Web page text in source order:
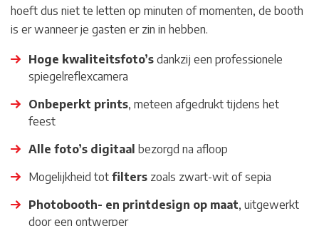
hoeft dus niet te letten op minuten of momenten, de booth
is er wanneer je gasten er zin in hebben.
Hoge kwaliteitsfoto’s dankzij een professionele
spiegelreflexcamera
Onbeperkt prints, meteen afgedrukt tijdens het
feest
Alle foto’s digitaal bezorgd na afloop
Mogelijkheid tot filters zoals zwart-wit of sepia
Photobooth- en printdesign op maat, uitgewerkt
door een ontwerper